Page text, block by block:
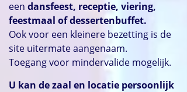
een dansfeest, receptie, viering,
feestmaal of dessertenbuffet.
Ook voor een kleinere bezetting is de
site uitermate aangenaam.
Toegang voor mindervalide mogelijk.
U kan de zaal en locatie persoonlijk